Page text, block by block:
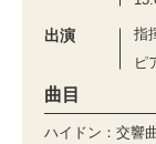
出演
指
ピ
曲目
ハイドン：交響